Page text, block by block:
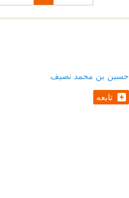
حسين بن محمد نصيف
تابعه